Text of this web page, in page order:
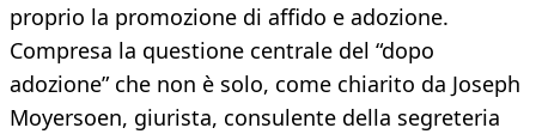
proprio la promozione di affido e adozione.
Compresa la questione centrale del “dopo
adozione” che non è solo, come chiarito da Joseph
Moyersoen, giurista, consulente della segreteria